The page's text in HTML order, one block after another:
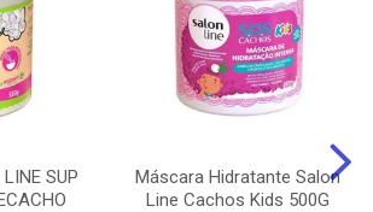
SUP
Máscara Hidratante Salon
Line Cachos Kids 500G